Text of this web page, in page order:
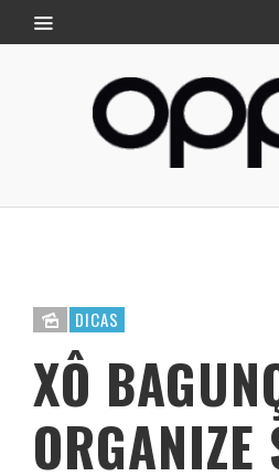
DICAS
XÔ
ORGANIZE